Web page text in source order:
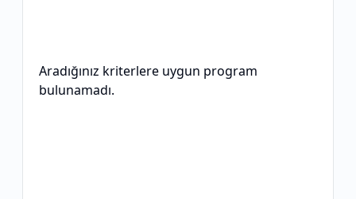
Aradığınız kriterlere uygun program
bulunamadı.